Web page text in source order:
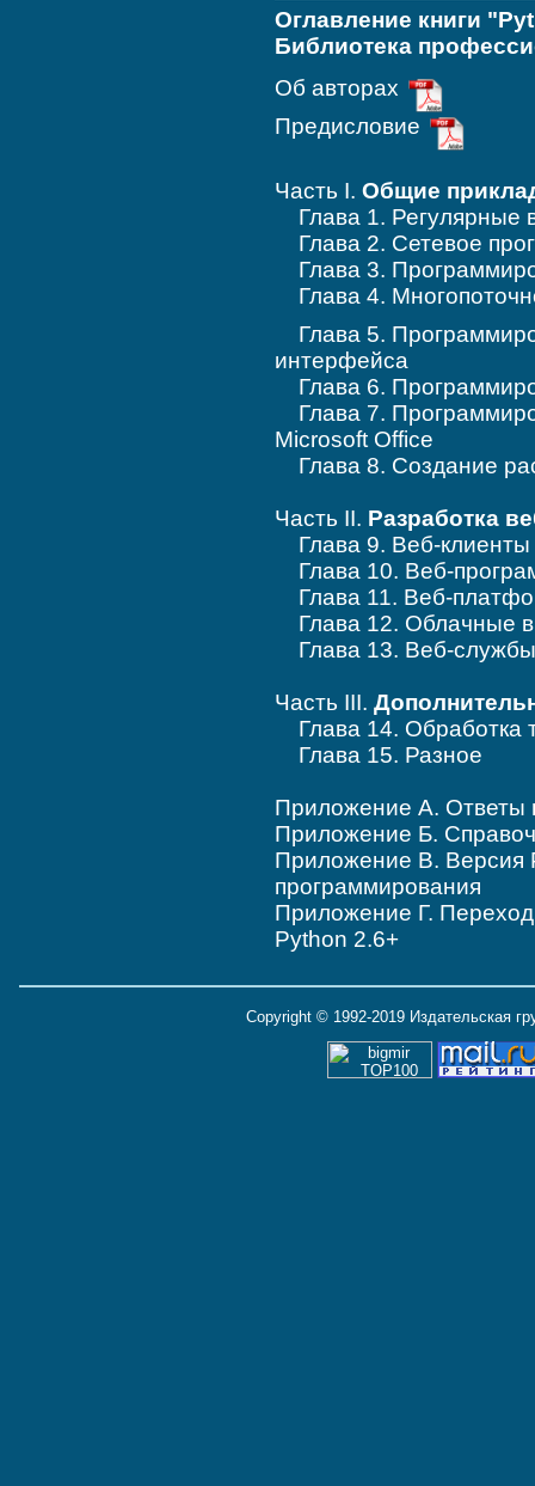
Оглавление книги
Библиотека
Об авторах
Предисловие
Часть I. Общие
Глава 1. Регулярные
Глава 2. Сетевое
Глава 3.
Глава 4.
Глава 5.
интерфейса
Глава 6.
Глава 7.
Microsoft Office
Глава 8. Создание
Часть II. Разработка
Глава 9. Веб-клиенты
Глава 10. Веб-
Глава 11. Веб-
Глава 12. Облачные
Глава 13. Веб-службы
Часть III.
Глава 14. Обработка
Глава 15. Разное
Приложение A. Ответы
Приложение Б.
Приложение В. Версия
программирования
Приложение Г.
Python 2.6+
Copyright © 1992-2019 Издательская